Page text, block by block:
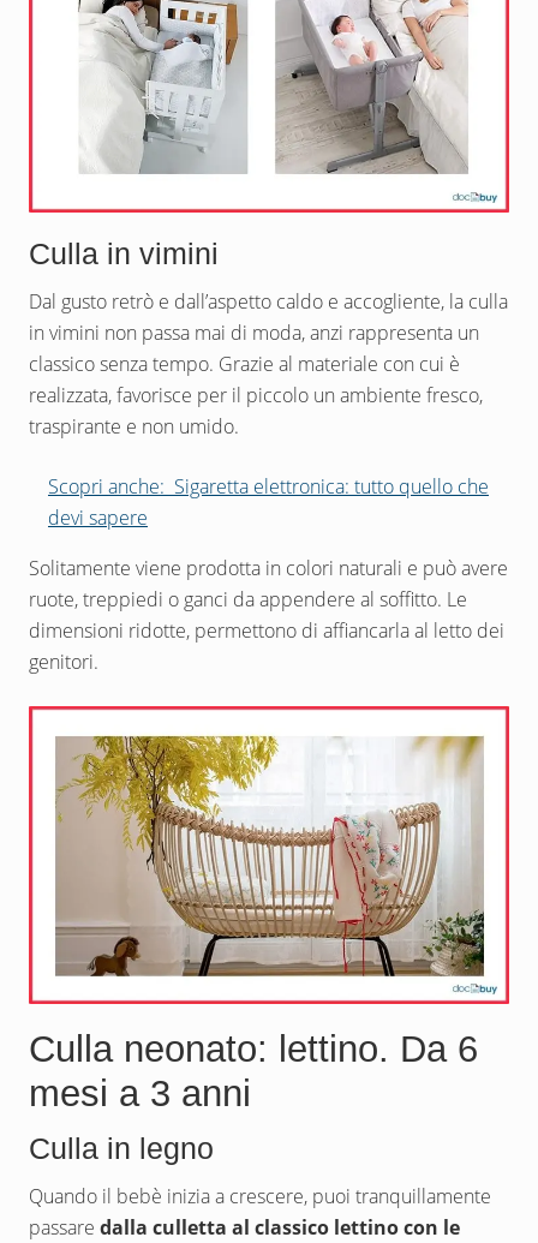
Culla in vimini
Dal gusto retrò e dall’aspetto caldo e accogliente, la culla
in vimini non passa mai di moda, anzi rappresenta un
classico senza tempo. Grazie al materiale con cui è
realizzata, favorisce per il piccolo un ambiente fresco,
traspirante e non umido.
Scopri anche: Sigaretta elettronica: tutto quello che
devi sapere
Solitamente viene prodotta in colori naturali e può avere
ruote, treppiedi o ganci da appendere al soffitto. Le
dimensioni ridotte, permettono di affiancarla al letto dei
genitori.
Culla neonato: lettino. Da 6
mesi a 3 anni
Culla in legno
Quando il bebè inizia a crescere, puoi tranquillamente
passare dalla culletta al classico lettino con le